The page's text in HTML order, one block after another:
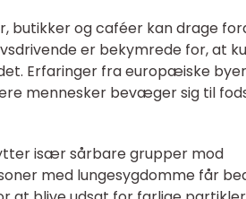
butikker og caféer kan drage
er bekymrede for, at
Erfaringer fra europæiske byer
mennesker bevæger sig til
især sårbare grupper mod
med lungesygdomme får